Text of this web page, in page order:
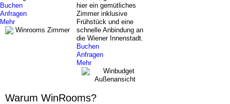
Buchen
Anfragen
Mehr
hier ein gemütliches
Zimmer inklusive
Frühstück und eine
schnelle Anbindung an
die Wiener Innenstadt.
Buchen
Anfragen
Mehr
Warum WinRooms?